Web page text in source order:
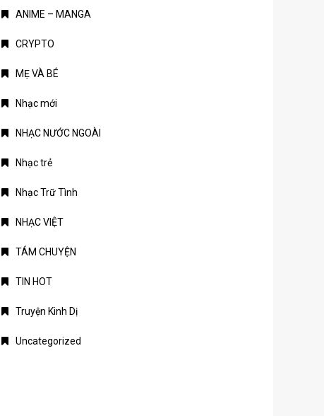
ANIME – MANGA
CRYPTO
MẸ VÀ BÉ
Nhạc mới
NHẠC NƯỚC NGOÀI
Nhạc trẻ
Nhạc Trữ Tình
NHẠC VIỆT
TÁM CHUYỆN
TIN HOT
Truyện Kinh Dị
Uncategorized